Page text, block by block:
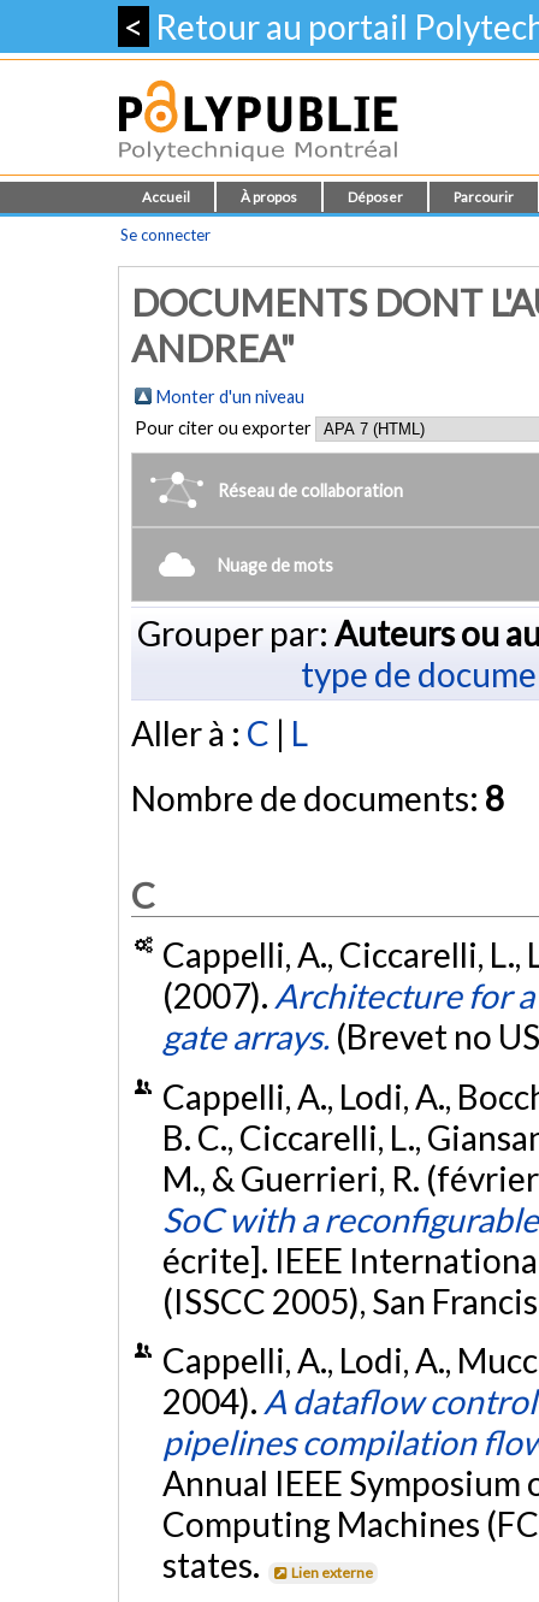
< Retour au portail
Accueil À propos Déposer Parcourir
Se connecter
DOCUMENTS DONT
ANDREA"
Monter d'un niveau
Pour citer ou exporter
Réseau de collaboration
Nuage de mots
Grouper par: Auteurs ou
type de
Aller à : C | L
Nombre de documents: 8
C
Cappelli, A., Ciccarelli, L.,
(2007). Architecture for
gate arrays. (Brevet no
Cappelli, A., Lodi, A.,
B. C., Ciccarelli, L.,
M., & Guerrieri, R.
SoC with a
écrite]. IEEE
(ISSCC 2005), San
Cappelli, A., Lodi, A.,
2004). A dataflow
pipelines compilation
Annual IEEE
Computing Machines
states.
Lien externe